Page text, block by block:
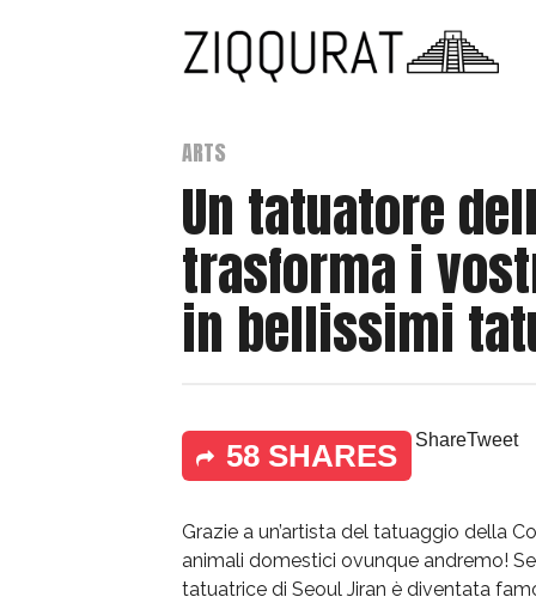
ARTS
Un tatuatore
trasforma i
in bellissimi
58 SHARES ShareTweet
Grazie a un’artista del tatuaggio della
animali domestici ovunque andremo!
tatuatrice di Seoul Jiran è diventata